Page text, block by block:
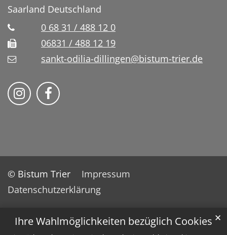
Ihre Wahlmöglichkeiten bezüglich Cookies ✕
Saarland Deutschland
0 68 31 / 488 12 0
06831 / 488 12 19
sankt-odilia-dillingen@bistum-trier.de
Bistum Trier auf Instragram
Bistum Trier auf Facebook
© Bistum Trier
Impressum
Datenschutzerklärung